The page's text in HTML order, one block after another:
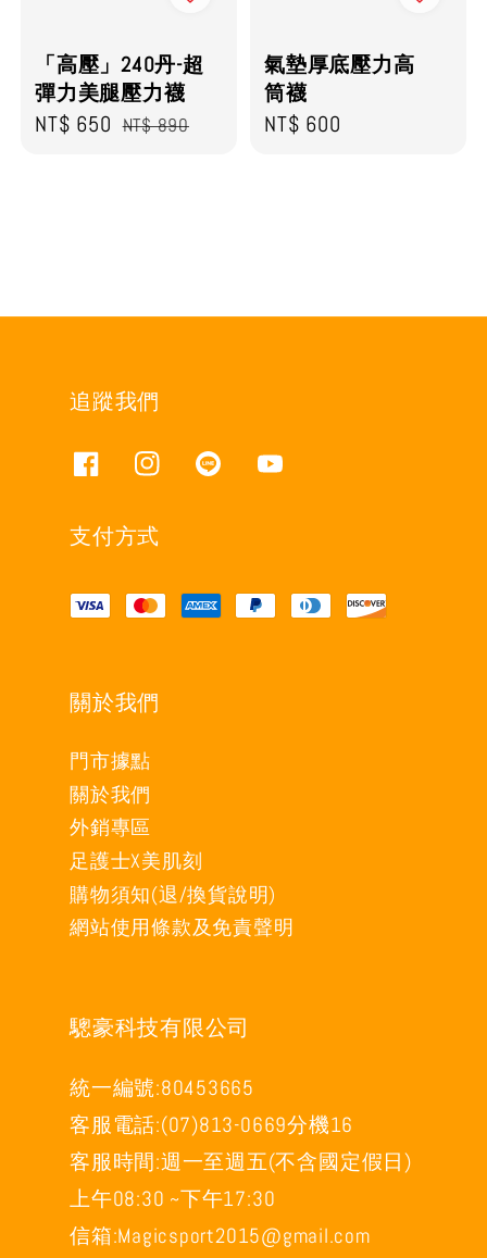
「高壓」240丹-超
彈力美腿壓力襪
Sale
NT$ 650 Regular
NT$ 890
氣墊厚底壓力高
筒襪
Regular
NT$ 600
追蹤我們
支付方式
關於我們
門市據點
關於我們
外銷專區
足護士X美肌刻
購物須知(退/換貨說明)
網站使用條款及免責聲明
驄豪科技有限公司
統一編號:80453665
客服電話:(07)813-0669分機16
客服時間:週一至週五(不含國定假日)
上午08:30 ~下午17:30
信箱:Magicsport2015@gmail.com